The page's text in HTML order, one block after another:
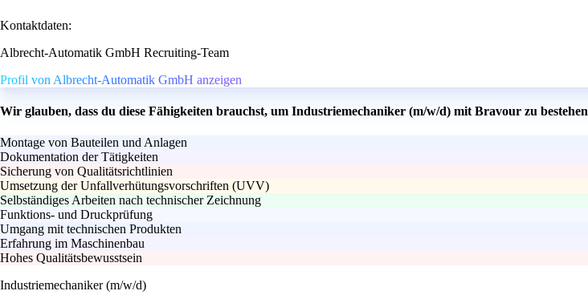
Kontaktdaten:
Albrecht-Automatik GmbH Recruiting-Team
Profil von Albrecht-Automatik GmbH anzeigen
Wir glauben, dass du diese Fähigkeiten brauchst, um Industriemechaniker (m/w/d) mit Bravour zu bestehen
Montage von Bauteilen und Anlagen
Dokumentation der Tätigkeiten
Sicherung von Qualitätsrichtlinien
Umsetzung der Unfallverhütungsvorschriften (UVV)
Selbständiges Arbeiten nach technischer Zeichnung
Funktions- und Druckprüfung
Umgang mit technischen Produkten
Erfahrung im Maschinenbau
Hohes Qualitätsbewusstsein
Industriemechaniker (m/w/d)